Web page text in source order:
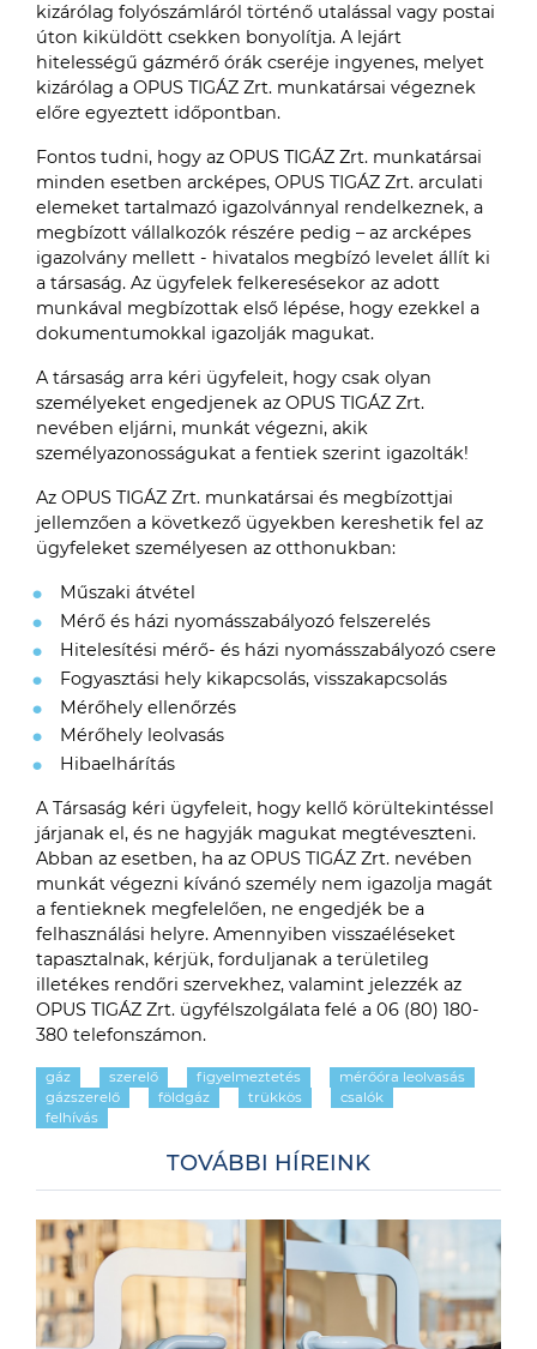
kizárólag folyószámláról történő utalással vagy postai
úton kiküldött csekken bonyolítja. A lejárt
hitelességű gázmérő órák cseréje ingyenes, melyet
kizárólag a OPUS TIGÁZ Zrt. munkatársai végeznek
előre egyeztett időpontban.
Fontos tudni, hogy az OPUS TIGÁZ Zrt. munkatársai
minden esetben arcképes, OPUS TIGÁZ Zrt. arculati
elemeket tartalmazó igazolvánnyal rendelkeznek, a
megbízott vállalkozók részére pedig – az arcképes
igazolvány mellett - hivatalos megbízó levelet állít ki
a társaság. Az ügyfelek felkeresésekor az adott
munkával megbízottak első lépése, hogy ezekkel a
dokumentumokkal igazolják magukat.
A társaság arra kéri ügyfeleit, hogy csak olyan
személyeket engedjenek az OPUS TIGÁZ Zrt.
nevében eljárni, munkát végezni, akik
személyazonosságukat a fentiek szerint igazolták!
Az OPUS TIGÁZ Zrt. munkatársai és megbízottjai
jellemzően a következő ügyekben kereshetik fel az
ügyfeleket személyesen az otthonukban:
Műszaki átvétel
Mérő és házi nyomásszabályozó felszerelés
Hitelesítési mérő- és házi nyomásszabályozó csere
Fogyasztási hely kikapcsolás, visszakapcsolás
Mérőhely ellenőrzés
Mérőhely leolvasás
Hibaelhárítás
A Társaság kéri ügyfeleit, hogy kellő körültekintéssel
járjanak el, és ne hagyják magukat megtéveszteni.
Abban az esetben, ha az OPUS TIGÁZ Zrt. nevében
munkát végezni kívánó személy nem igazolja magát
a fentieknek megfelelően, ne engedjék be a
felhasználási helyre. Amennyiben visszaéléseket
tapasztalnak, kérjük, forduljanak a területileg
illetékes rendőri szervekhez, valamint jelezzék az
OPUS TIGÁZ Zrt. ügyfélszolgálata felé a 06 (80) 180-
380 telefonszámon.
gáz szerelő figyelmeztetés
mérőóra leolvasás
gázszerelő
földgáz trükkös
csalók
felhívás
TOVÁBBI HÍREINK